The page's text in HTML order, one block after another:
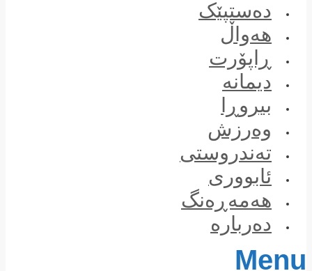
دەستپێک
هەواڵ
ڕاپۆرت
دیمانە
بیروڕا
وەرزش
تەندروستی
ئابووری
هەمەڕەنگ
دەربارە
Menu